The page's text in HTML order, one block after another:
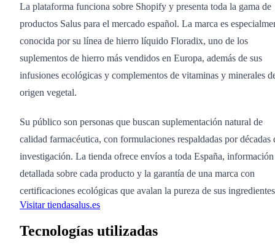
La plataforma funciona sobre Shopify y presenta toda la gama de
productos Salus para el mercado español. La marca es
conocida por su línea de hierro líquido Floradix, uno de los
suplementos de hierro más vendidos en Europa, además de sus
infusiones ecológicas y complementos de vitaminas y minerales
origen vegetal.
Su público son personas que buscan suplementación natural de
calidad farmacéutica, con formulaciones respaldadas por décadas
investigación. La tienda ofrece envíos a toda España, información
detallada sobre cada producto y la garantía de una marca con
certificaciones ecológicas que avalan la pureza de sus
Visitar tiendasalus.es
Tecnologías utilizadas